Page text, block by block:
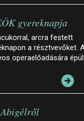
gyereknapja
arcra festett
a résztvevőket.
operaelőadására
Abigélről